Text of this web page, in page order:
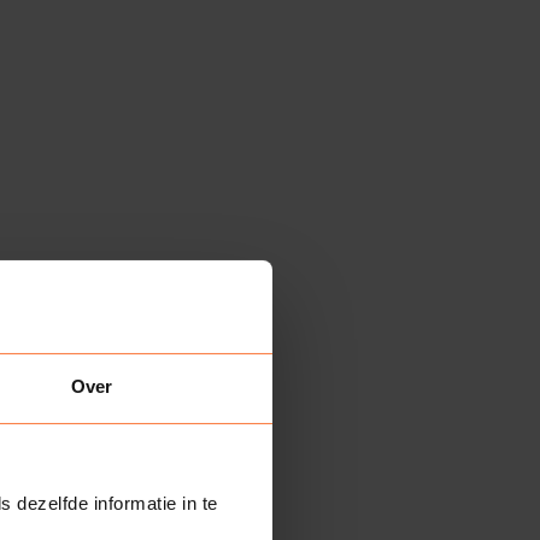
Over
dezelfde informatie in te